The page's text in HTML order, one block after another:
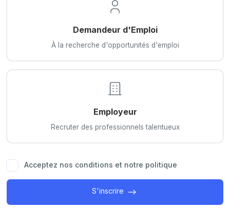
Demandeur d'Emploi
À la recherche d'opportunités d'emploi
Employeur
Recruter des professionnels talentueux
Acceptez nos conditions et notre politique
S'inscrire